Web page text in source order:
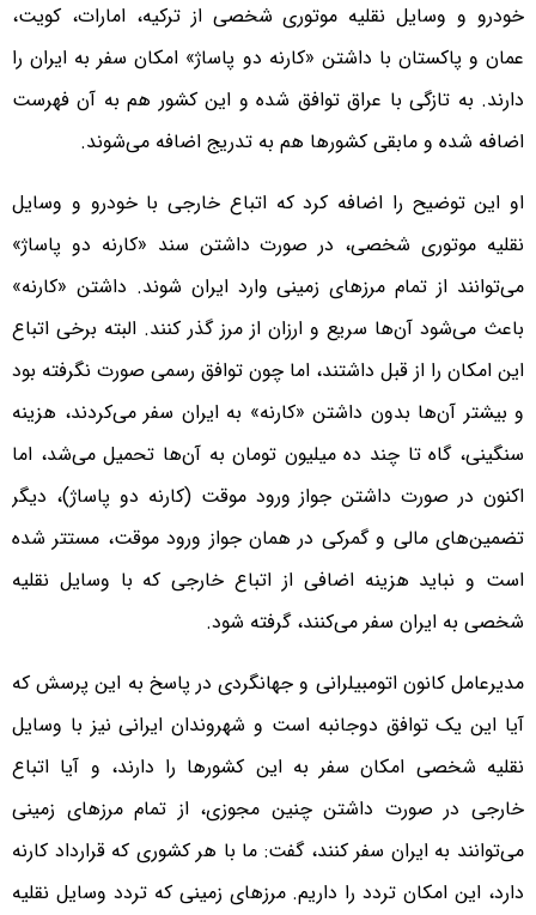
خودرو و وسایل نقلیه موتوری شخصی از ترکیه، امارات، کویت،
عمان و پاکستان با داشتن «کارنه دو پاساژ» امکان سفر به ایران را
دارند. به تازگی با عراق توافق شده و این کشور هم به آن فهرست
اضافه شده و مابقی کشورها هم به تدریج اضافه می‌شوند.
او این توضیح را اضافه کرد که اتباع خارجی با خودرو و وسایل
نقلیه موتوری شخصی، در صورت داشتن سند «کارنه دو پاساژ»
می‌توانند از تمام مرزهای زمینی وارد ایران شوند. داشتن «کارنه»
باعث می‌شود آن‌ها سریع و ارزان از مرز گذر کنند. البته برخی اتباع
این امکان را از قبل داشتند، اما چون توافق رسمی صورت نگرفته بود
و بیشتر آن‌ها بدون داشتن «کارنه» به ایران سفر می‌کردند، هزینه
سنگینی، گاه تا چند ده میلیون تومان به آن‌ها تحمیل می‌شد، اما
اکنون در صورت داشتن جواز ورود موقت (کارنه دو پاساژ)، دیگر
تضمین‌های مالی و گمرکی در همان جواز ورود موقت، مستتر شده
است و نباید هزینه اضافی از اتباع خارجی که با وسایل نقلیه
شخصی به ایران سفر می‌کنند، گرفته شود.
مدیرعامل کانون اتومبیلرانی و جهانگردی در پاسخ به این پرسش که
آیا این یک توافق دوجانبه است و شهروندان ایرانی نیز با وسایل
نقلیه شخصی امکان سفر به این کشورها را دارند، و آیا اتباع
خارجی در صورت داشتن چنین مجوزی، از تمام مرزهای زمینی
می‌توانند به ایران سفر کنند، گفت: ما با هر کشوری که قرارداد کارنه
دارد، این امکان تردد را داریم. مرزهای زمینی که تردد وسایل نقلیه